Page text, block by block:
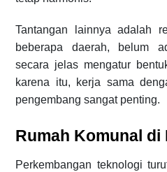
Tantangan lainnya adalah
beberapa daerah, belum
secara jelas mengatur
karena itu, kerja sama
pengembang sangat penting.
Rumah Komunal di
Perkembangan teknologi